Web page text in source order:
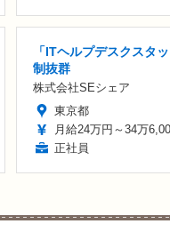
「ITヘルプデスクスタ
制抜群
株式会社SEシェア
東京都
月給24万円～34万
正社員